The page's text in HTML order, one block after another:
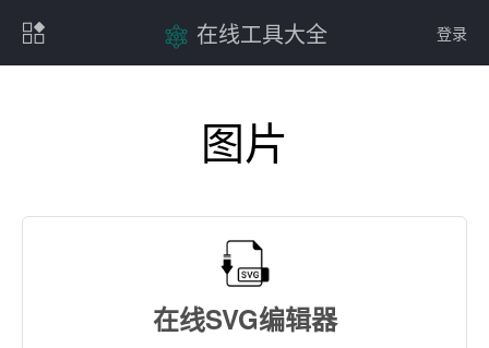
登录
在线工具大全
图片
在线SVG编辑器